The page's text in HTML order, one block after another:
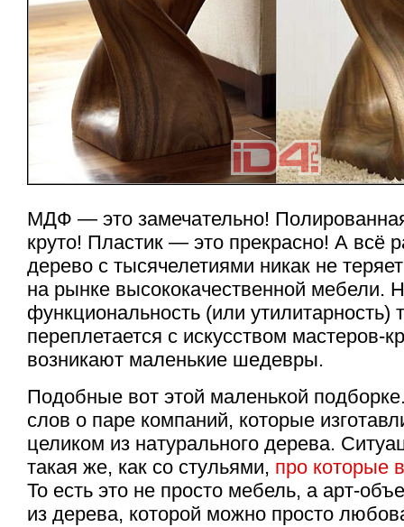
МДФ — это замечательно!
круто! Пластик — это прекрасно! А всё
дерево с тысячелетиями никак не
на рынке высококачественной мебели.
функциональность (или утилитарность)
переплетается с искусством мастеров-
возникают маленькие шедевры.
Подобные вот этой маленькой
слов о паре компаний, которые
целиком из натурального дерева.
такая же, как со стульями, про которые
То есть это не просто мебель, а арт-
из дерева, которой можно просто